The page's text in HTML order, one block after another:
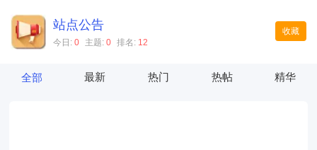
收藏
站点公告
今日: 0 主题: 0 排名: 12
全部 最新 热门 热帖 精华